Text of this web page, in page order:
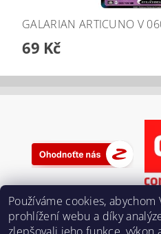
GALARIAN ARTICUNO V
69 Kč
Používáme cookies,
prohlížení webu a díky